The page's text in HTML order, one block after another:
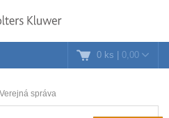
0 ks | 0,00
Verejná správa